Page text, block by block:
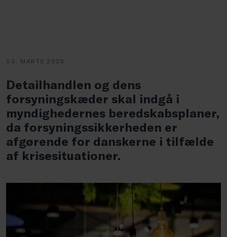
03. MARTS 2025
Detailhandlen og dens
forsyningskæder skal indgå i
myndighedernes beredskabsplaner,
da forsyningssikkerheden er
afgørende for danskerne i tilfælde
af krisesituationer.